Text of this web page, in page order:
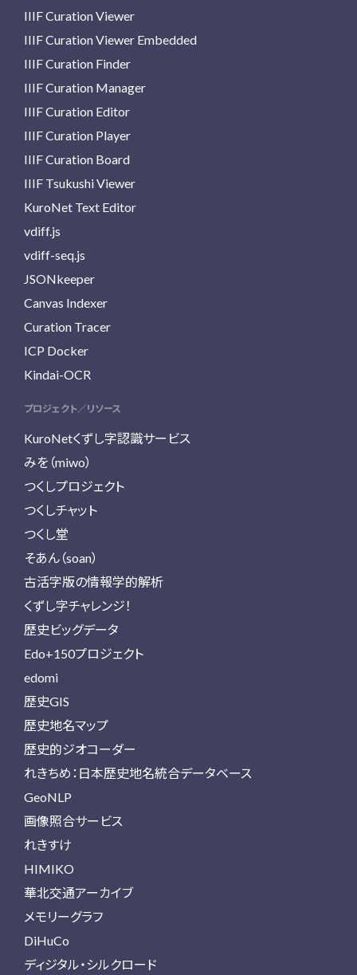
IIIF Curation Viewer
IIIF Curation Viewer Embedded
IIIF Curation Finder
IIIF Curation Manager
IIIF Curation Editor
IIIF Curation Player
IIIF Curation Board
IIIF Tsukushi Viewer
KuroNet Text Editor
vdiff.js
vdiff-seq.js
JSONkeeper
Canvas Indexer
Curation Tracer
ICP Docker
Kindai-OCR
プロジェクト／リソース
KuroNetくずし字認識サービス
みを（miwo）
つくしプロジェクト
つくしチャット
つくし堂
そあん（soan）
古活字版の情報学的解析
くずし字チャレンジ！
歴史ビッグデータ
Edo+150プロジェクト
edomi
歴史GIS
歴史地名マップ
歴史的ジオコーダー
れきちめ：日本歴史地名統合データベース
GeoNLP
画像照合サービス
れきすけ
HIMIKO
華北交通アーカイブ
メモリーグラフ
DiHuCo
ディジタル・シルクロード